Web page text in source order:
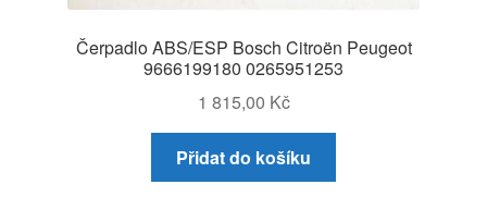
Čerpadlo ABS/ESP Bosch Citroën Peugeot
9666199180 0265951253
1 815,00 Kč
Přidat do košíku